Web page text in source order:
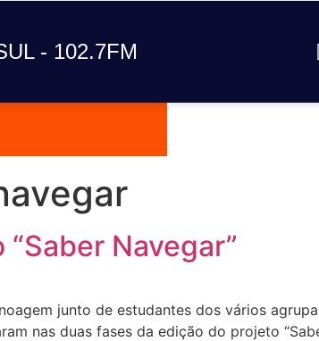
- 102.7FM
NO SUL
Navegar”
junto de estudantes dos vários
nas duas fases da edição do projeto